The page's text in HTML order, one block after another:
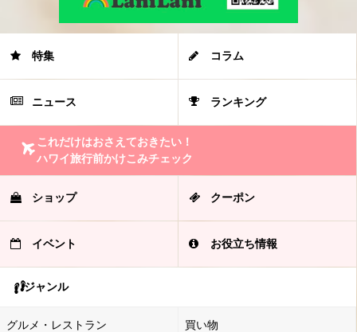
特集 コラム
ニュース ランキング
これだけはおさえておきたい！
ハワイ旅行前かけこみチェック
ショップ クーポン
イベント お役立ち情報
ジャンル
グルメ・レストラン 買い物